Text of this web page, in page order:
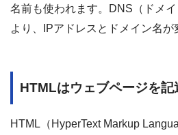
名前も使われます。DNS（ドメ
より、IPアドレスとドメイン名が
HTMLはウェブページを記
HTML（HyperText Markup